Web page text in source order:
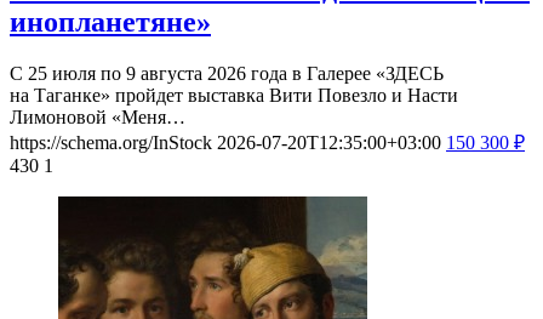
инопланетяне»
С 25 июля по 9 августа 2026 года в Галерее «ЗДЕСЬ
на Таганке» пройдет выставка Вити Повезло и Насти
Лимоновой «Меня…
https://schema.org/InStock 2026-07-20T12:35:00+03:00 150 300 ₽
430 1